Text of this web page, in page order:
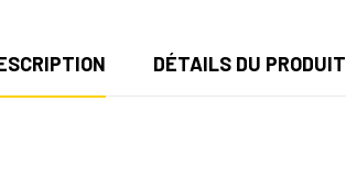
DÉTAILS DU PRODUIT